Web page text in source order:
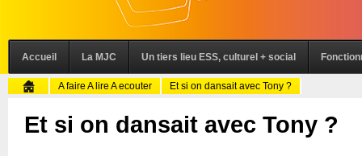
Accueil La MJC Un tiers lieu ESS, culturel + social
A faire A lire A ecouter Et si on dansait avec Tony ?
Et si on dansait avec Tony ?